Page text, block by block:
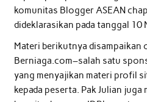
komunitas Blogger ASEAN
dideklarasikan pada tanggal 10
Materi berikutnya disampaikan
Berniaga.com–salah satu
yang menyajikan materi profil
kepada peserta. Pak Julian